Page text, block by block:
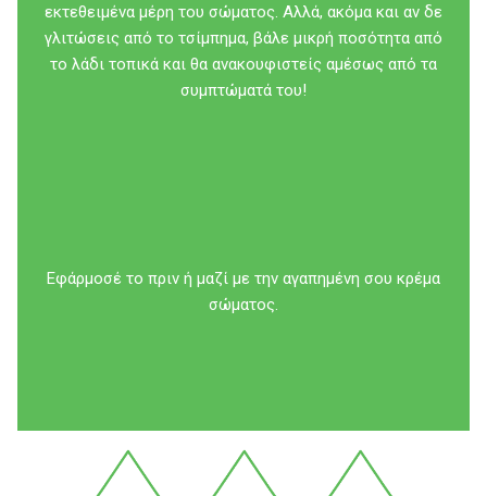
εκτεθειμένα μέρη του σώματος. Αλλά, ακόμα και αν δε
γλιτώσεις από το τσίμπημα, βάλε μικρή ποσότητα από
το λάδι τοπικά και θα ανακουφιστείς αμέσως από τα
συμπτώματά του!
Εφάρμοσέ το πριν ή μαζί με την αγαπημένη σου κρέμα
σώματος.